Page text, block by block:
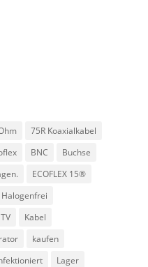
75R Koaxialkabel
BNC
Buchse
ECOFLEX 15®
Halogenfrei
Kabel
kaufen
Lager